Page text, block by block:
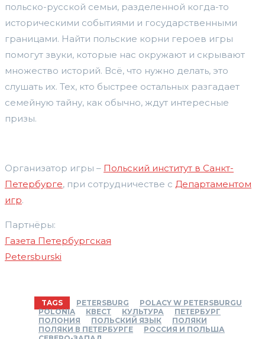
польско-русской семьи, разделенной когда-то
историческими событиями и государственными
границами. Найти польские корни героев игры
помогут звуки, которые нас окружают и скрывают
множество историй. Всё, что нужно делать, это
слушать их. Тех, кто быстрее остальных разгадает
семейную тайну, как обычно, ждут интересные
призы.
Организатор игры – Польский институт в Санкт-
Петербурге, при сотрудничестве с Департаментом
игр.
Партнёры:
Газета Петербургская
Petersburski
TAGS PETERSBURG
POLACY W PETERSBURGU
POLONIA
КВЕСТ КУЛЬТУРА
ПЕТЕРБУРГ
ПОЛОНИЯ
ПОЛЬСКИЙ ЯЗЫК
ПОЛЯКИ
ПОЛЯКИ В ПЕТЕРБУРГЕ
РОССИЯ И ПОЛЬША